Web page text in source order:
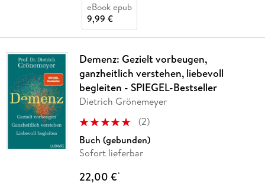
eBook epub
9,99 €
Demenz: Gezielt vorbeugen,
ganzheitlich verstehen, liebevoll
begleiten - SPIEGEL-Bestseller
Dietrich Grönemeyer
(2)
Buch (gebunden)
Sofort lieferbar
22,00 €*